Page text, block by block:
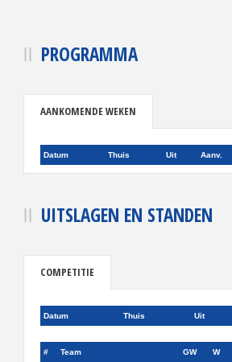
PROGRAMMA
AANKOMENDE WEKEN
Datum Thuis Uit Aanv.
UITSLAGEN EN STANDEN
COMPETITIE
Datum Thuis Uit
# Team GW W